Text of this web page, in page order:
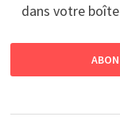
dans votre